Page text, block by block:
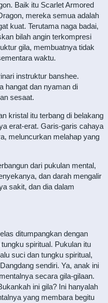
Baik itu Scarlet Armored
mereka semua adalah
kuat. Terutama naga badai,
bilah angin terkompresi
gila, membuatnya tidak
waktu.
instruktur banshee.
hangat dan nyaman di
sesaat.
kristal itu terbang di belakang
erat-erat. Garis-garis cahaya
meluncurkan melahap yang
dari pukulan mental,
dan darah mengalir
sakit, dan dia dalam
ditumpangkan dengan
spiritual. Pukulan itu
suci dan tungku spiritual,
sendiri. Ya, anak ini
secara gila-gilaan.
ini gila? Ini hanyalah
yang membara begitu